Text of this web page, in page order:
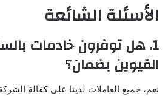
الأسئلة الشائعة
1. هل توفرون خادمات
القيوين بضمان؟
نعم، جميع العاملات لدينا على كفالة